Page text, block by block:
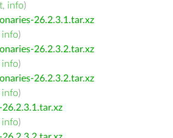
, info)
26.2.3.1.tar.xz
info)
26.2.3.2.tar.xz
info)
26.2.3.2.tar.xz
info)
info)